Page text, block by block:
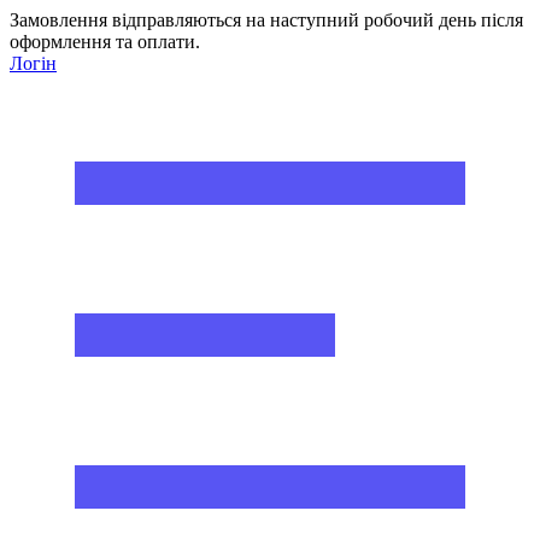
Замовлення відправляються на наступний робочий день після
оформлення та оплати.
Логін